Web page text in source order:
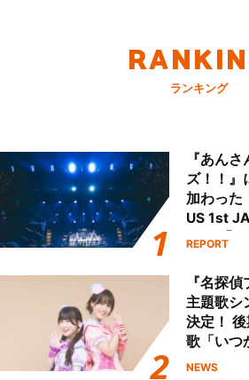
ランキング
『あん
ズ！！』
加わった
US 1st
Final「
ート!!
REPORT
『名探
主題歌シ
決定！
歌「いつ
える」TV
NEWS